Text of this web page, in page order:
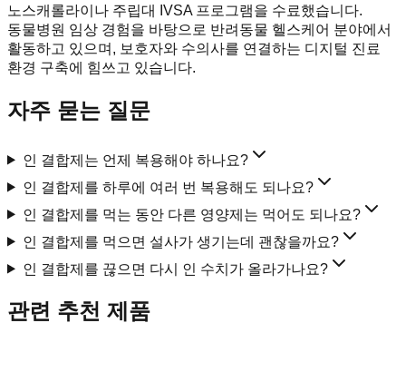
노스캐롤라이나 주립대 IVSA 프로그램을 수료했습니다.
동물병원 임상 경험을 바탕으로 반려동물 헬스케어 분야에서
활동하고 있으며, 보호자와 수의사를 연결하는 디지털 진료
환경 구축에 힘쓰고 있습니다.
자주 묻는 질문
인 결합제는 언제 복용해야 하나요?
인 결합제를 하루에 여러 번 복용해도 되나요?
인 결합제를 먹는 동안 다른 영양제는 먹어도 되나요?
인 결합제를 먹으면 설사가 생기는데 괜찮을까요?
인 결합제를 끊으면 다시 인 수치가 올라가나요?
관련 추천 제품